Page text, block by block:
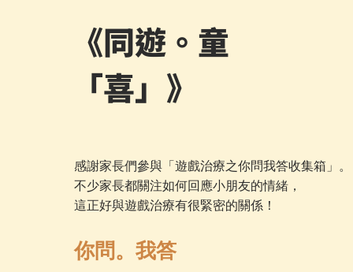
《同遊。童
「喜」》
感謝家長們參與「遊戲治療之你問我答收集箱」。
不少家長都關注如何回應小朋友的情緒，
這正好與遊戲治療有很緊密的關係！
你問。我答